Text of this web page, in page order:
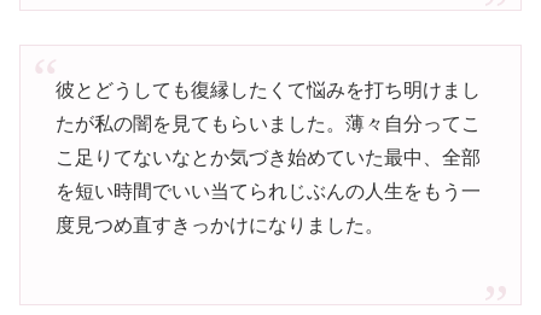
彼とどうしても復縁したくて悩みを打ち明けまし
たが私の闇を見てもらいました。薄々自分ってこ
こ足りてないなとか気づき始めていた最中、全部
を短い時間でいい当てられじぶんの人生をもう一
度見つめ直すきっかけになりました。